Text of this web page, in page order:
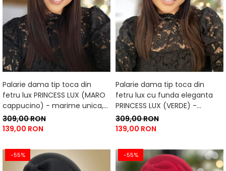
Palarie dama tip toca din
fetru lux PRINCESS LUX (MARO
cappucino) - marime unica,
reglabila
309,00 RON
139,00 RON
Palarie dama tip toca din
fetru lux cu funda eleganta
PRINCESS LUX (VERDE) -
marime unica, reglabila
309,00 RON
139,00 RON
-55% -55%